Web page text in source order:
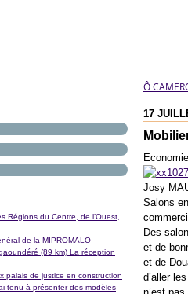
Régions du Centre, de l’Ouest,
de la MIPROMALO
(89 km) La réception
palais de justice en construction
tenu à présenter des modèles
Ô
17
Economie
Josy
Salons
Des
et de
et de
d’aller